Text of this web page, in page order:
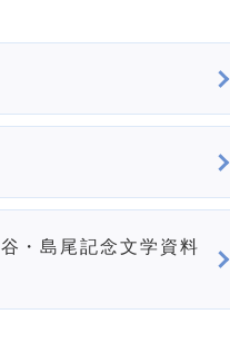
・島尾記念文学資料